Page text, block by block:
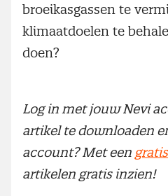
broeikasgassen te
klimaatdoelen te
doen?
Log in met jouw Nevi
artikel te downloaden
account? Met een
artikelen gratis inzien!